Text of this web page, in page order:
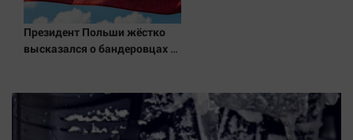
Наука
Обсуждаем
Последняя инстанция
Светская жизнь
Президент Польши жёстко
высказался о бандеровцах и